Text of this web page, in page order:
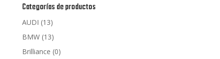
Categorías de productos
AUDI (13)
BMW (13)
Brilliance (0)